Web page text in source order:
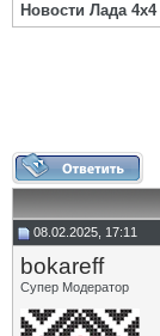
Новости Лада 4х4
08.02.2025, 17:11
bokareff
Супер Модератор